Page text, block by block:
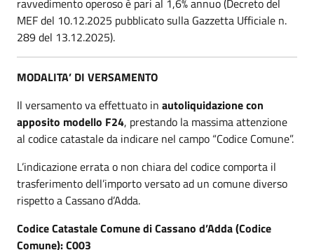
MEF del 10.12.2025 pubblicato sulla Gazzetta Ufficiale n.
289 del 13.12.2025).
MODALITA’ DI VERSAMENTO
Il versamento va effettuato in autoliquidazione con
apposito modello F24, prestando la massima attenzione
al codice catastale da indicare nel campo “Codice Comune”.
L’indicazione errata o non chiara del codice comporta il
trasferimento dell’importo versato ad un comune diverso
rispetto a Cassano d’Adda.
Codice Catastale Comune di Cassano d’Adda (Codice
Comune): C003